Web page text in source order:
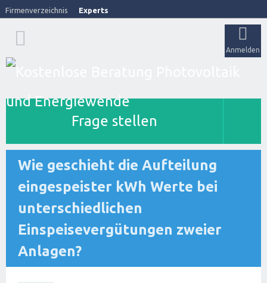
Firmenverzeichnis Experts
Anmelden
Frage stellen
Wie geschieht die Aufteilung
eingespeister kWh Werte bei
unterschiedlichen
Einspeisevergütungen zweier
Anlagen?